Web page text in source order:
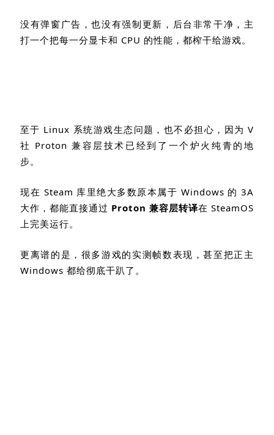
没有弹窗广告，也没有强制更新，后台非常干净，主
打一个把每一分显卡和 CPU 的性能，都榨干给游戏。
至于 Linux 系统游戏生态问题，也不必担心，因为V
社 Proton 兼容层技术已经到了一个炉火纯青的地
步。
现在 Steam 库里绝大多数原本属于 Windows 的 3A
大作，都能直接通过 Proton 兼容层转译在 SteamOS
上完美运行。
更离谱的是，很多游戏的实测帧数表现，甚至把正主
Windows 都给彻底干趴了。